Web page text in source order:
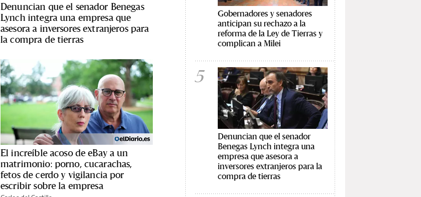
Denuncian que el senador Benegas
Lynch integra una empresa que
asesora a inversores extranjeros para
la compra de tierras
El increíble acoso de eBay a un
matrimonio: porno, cucarachas,
fetos de cerdo y vigilancia por
escribir sobre la empresa
Gobernadores y senadores
anticipan su rechazo a la
reforma de la Ley de Tierras y
complican a Milei
5
Denuncian que el senador
Benegas Lynch integra una
empresa que asesora a
inversores extranjeros para la
compra de tierras